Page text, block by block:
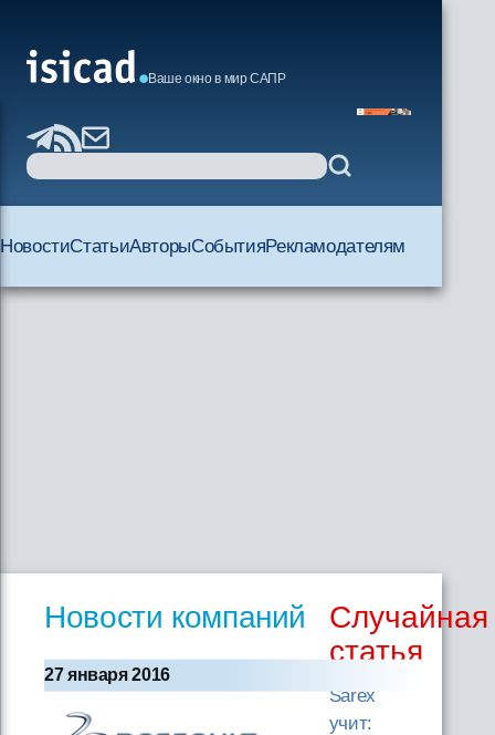
Ваше окно в мир САПР
НовостиСтатьиАвторыСобытияРекламодателям
Новости компаний
27 января 2016
Случайная
статья
Sarex
учит: